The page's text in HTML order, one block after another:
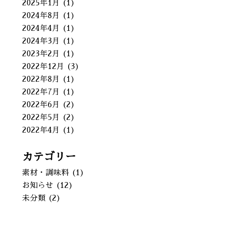
2025年1月
(1)
2024年8月
(1)
2024年4月
(1)
2024年3月
(1)
2023年2月
(1)
2022年12月
(3)
2022年8月
(1)
2022年7月
(1)
2022年6月
(2)
2022年5月
(2)
2022年4月
(1)
カテゴリー
素材・調味料(1)
お知らせ (12)
未分類 (2)